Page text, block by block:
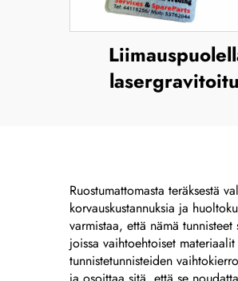
Ruostumattomasta teräksestä
korvauskustannuksia ja
varmistaa, että nämä
joissa vaihtoehtoiset
tunnistetunnisteiden